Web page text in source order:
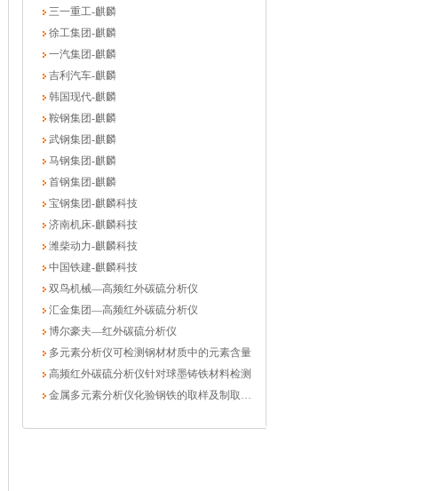
三一重工-麒麟
徐工集团-麒麟
一汽集团-麒麟
吉利汽车-麒麟
韩国现代-麒麟
鞍钢集团-麒麟
武钢集团-麒麟
马钢集团-麒麟
首钢集团-麒麟
宝钢集团-麒麟科技
济南机床-麒麟科技
潍柴动力-麒麟科技
中国铁建-麒麟科技
双鸟机械—高频红外碳硫分析仪
汇金集团—高频红外碳硫分析仪
博尔豪夫—红外碳硫分析仪
多元素分析仪可检测钢材材质中的元素含量
高频红外碳硫分析仪针对球墨铸铁材料检测
金属多元素分析仪化验钢铁的取样及制取方法